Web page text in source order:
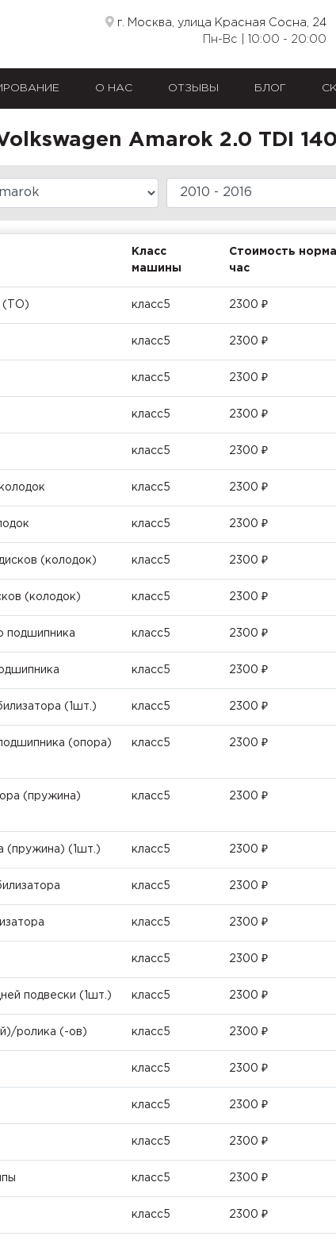
г. Москва, улица Красная Сосна, 24
Пн-Вс | 10:00 - 20:00
О НАС ОТЗЫВЫ БЛОГ
Amarok 2.0 TDI
Класс
машины
Стоимость
час
(ТО) класс5 2300 ₽
класс5 2300 ₽
класс5 2300 ₽
класс5 2300 ₽
класс5 2300 ₽
класс5 2300 ₽
класс5 2300 ₽
(колодок) класс5 2300 ₽
(колодок) класс5 2300 ₽
подшипника класс5 2300 ₽
класс5 2300 ₽
(1шт.) класс5 2300 ₽
(опора)
класс5 2300 ₽
(пружина)
класс5 2300 ₽
(пружина) (1шт.) класс5 2300 ₽
класс5 2300 ₽
класс5 2300 ₽
класс5 2300 ₽
подвески (1шт.) класс5 2300 ₽
ролика (-ов) класс5 2300 ₽
класс5 2300 ₽
класс5 2300 ₽
класс5 2300 ₽
класс5 2300 ₽
класс5 2300 ₽